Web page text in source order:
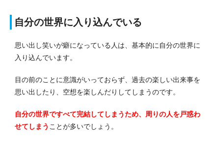
自分の世界に入り込んでいる
思い出し笑いが癖になっている人は、基本的に自分の世界に
入り込んでいます。
目の前のことに意識がいっておらず、過去の楽しい出来事を
思い出したり、空想を楽しんだりしてしまうのです。
自分の世界ですべて完結してしまうため、周りの人を戸惑わ
せてしまう ことが多いでしょう。